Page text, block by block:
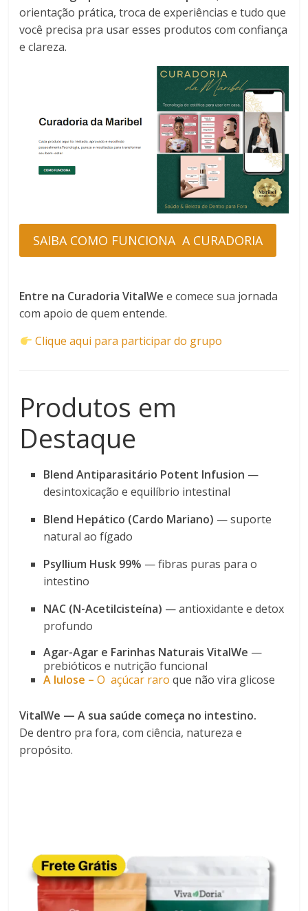
orientação prática, troca de experiências e tudo que
você precisa pra usar esses produtos com confiança
e clareza.
SAIBA COMO FUNCIONA A CURADORIA
Entre na Curadoria VitalWe e comece sua jornada
com apoio de quem entende.
Clique aqui para participar do grupo
Produtos em
Destaque
Blend Antiparasitário Potent Infusion —
desintoxicação e equilíbrio intestinal
Blend Hepático (Cardo Mariano) — suporte
natural ao fígado
Psyllium Husk 99% — fibras puras para o
intestino
NAC (N-Acetilcisteína) — antioxidante e detox
profundo
Agar-Agar e Farinhas Naturais VitalWe —
prebióticos e nutrição funcional
A lulose –Oaçúcar raro que não vira glicose
VitalWe — A sua saúde começa no intestino.
De dentro pra fora, com ciência, natureza e
propósito.